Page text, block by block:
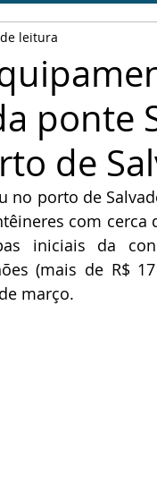
ponte
de
leitura
no porto de
com
iniciais da
(mais de R$
março.